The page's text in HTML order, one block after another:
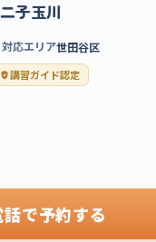
子玉川
対応エリア世田谷区
講習ガイド認定
話で予約する